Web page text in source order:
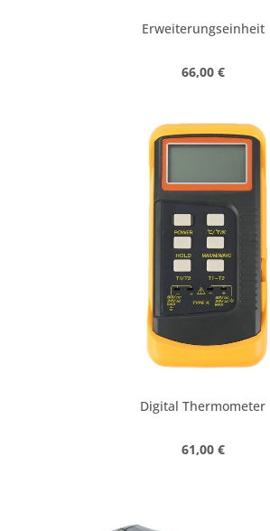
Erweiterungseinheit
Regulärer Preis:
66,00 €
Digital Thermometer
Regulärer Preis:
61,00 €